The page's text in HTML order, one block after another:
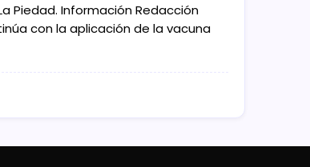
Piedad. Información Redacción
con la aplicación de la vacuna